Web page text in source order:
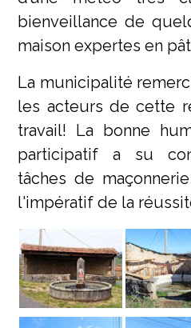
bienveillance de
maison expertes en
La municipalité
les acteurs de cette
travail! La bonne
participatif a su
tâches de
l'impératif de la